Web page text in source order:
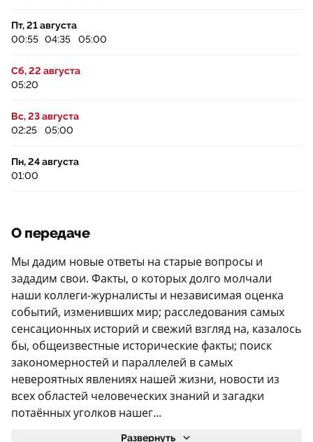
Пт, 21 августа
00:55 04:35 05:00
Сб, 22 августа
05:20
Вс, 23 августа
02:25
05:00
Пн, 24 августа
01:00
О передаче
Мы дадим новые ответы на старые вопросы и
зададим свои. Факты, о которых долго молчали
наши коллеги-журналисты и независимая оценка
событий, изменивших мир; расследования самых
сенсационных историй и свежий взгляд на, казалось
бы, общеизвестные исторические факты; поиск
закономерностей и параллелей в самых
невероятных явлениях нашей жизни, новости из
всех областей человеческих знаний и загадки
потаённых уголков нашег...
Развернуть